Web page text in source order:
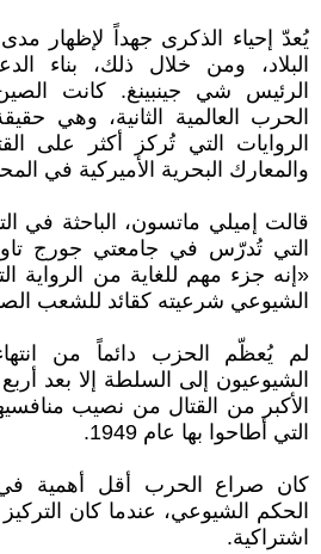
يُعدّ إحياء الذكرى جهداً لإظهار
البلاد، ومن خلال ذلك، بناء
الرئيس شي جينبينغ. كانت
الحرب العالمية الثانية، وهي
الروايات التي تُركز أكثر على
والمعارك البحرية الأميركية في
قالت إميلي ماتسون، الباحثة في
التي تُدرّس في جامعتي جورج
«إنه جزء مهم للغاية من الرواية
الشيوعي شرعيته كقائد للشعب
لم يُعظّم الحزب دائماً من
الشيوعيون إلى السلطة إلا بعد
الأكبر من القتال من نصيب
التي أطاحوا بها عام 1949.
كان صراع الحرب أقل أهمية في
الحكم الشيوعي، عندما كان
اشتراكية.